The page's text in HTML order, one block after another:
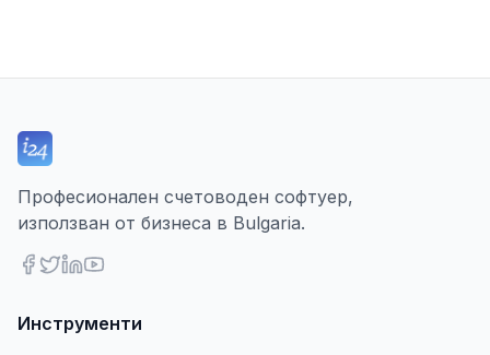
Професионален счетоводен софтуер,
използван от бизнеса в Bulgaria.
Инструменти